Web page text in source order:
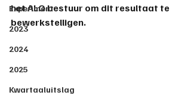
Experiment
2023
2024
2025
Kwartaaluitslag
het ALO bestuur om dit resultaat te
bewerkstelligen.